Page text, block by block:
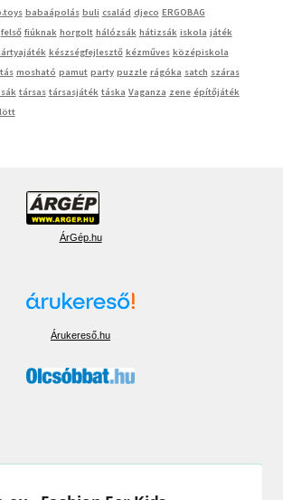
babaápolás buli család djeco ERGOBAG
felső fiúknak horgolt hálózsák hátizsák iskola játék
készségfejlesztő kézműves középiskola
mosható pamut party puzzle rágóka satch száras
társas társasjáték táska Vaganza zene építőjáték
ÁrGép.hu
Árukereső.hu